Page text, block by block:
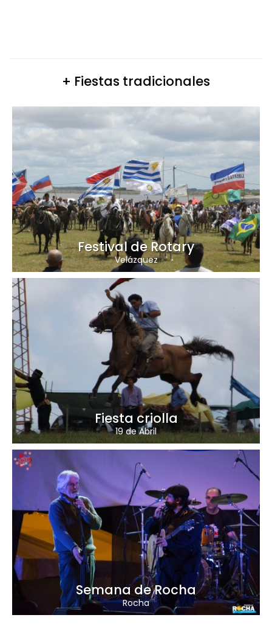
+ Fiestas tradicionales
Festival de Rotary
Velázquez
Fiesta criolla
19 de Abril
Semana de Rocha
Rocha